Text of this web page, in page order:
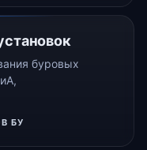
буровых
БУ